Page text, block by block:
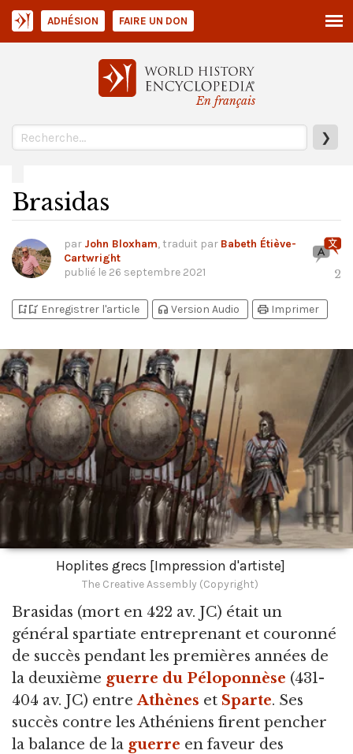
En français
❯
ADHÉSION FAIRE UN DON
Brasidas
par John Bloxham, traduit par Babeth Étiève-
Cartwright
publié le 26 septembre 2021 2
bookmark_addbookmark_added Enregistrer l'article headphones Version Audio print Imprimer
Hoplites grecs [Impression d'artiste]
The Creative Assembly (Copyright)
Brasidas (mort en 422 av. JC) était un
général spartiate entreprenant et couronné
de succès pendant les premières années de
la deuxième guerre du Péloponnèse (431-
404 av. JC) entreAthènes et Sparte. Ses
succès contre les Athéniens firent pencher
la balance de la guerre en faveur des